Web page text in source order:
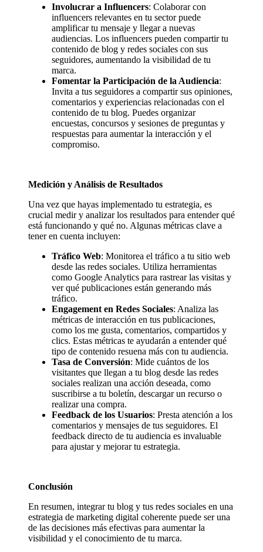
Involucrar a Influencers: Colaborar con
influencers relevantes en tu sector puede
amplificar tu mensaje y llegar a nuevas
audiencias. Los influencers pueden compartir tu
contenido de blog y redes sociales con sus
seguidores, aumentando la visibilidad de tu
marca.
Fomentar la Participación de la Audiencia:
Invita a tus seguidores a compartir sus opiniones,
comentarios y experiencias relacionadas con el
contenido de tu blog. Puedes organizar
encuestas, concursos y sesiones de preguntas y
respuestas para aumentar la interacción y el
compromiso.
Medición y Análisis de Resultados
Una vez que hayas implementado tu estrategia, es
crucial medir y analizar los resultados para entender qué
está funcionando y qué no. Algunas métricas clave a
tener en cuenta incluyen:
Tráfico Web: Monitorea el tráfico a tu sitio web
desde las redes sociales. Utiliza herramientas
como Google Analytics para rastrear las visitas y
ver qué publicaciones están generando más
tráfico.
Engagement en Redes Sociales: Analiza las
métricas de interacción en tus publicaciones,
como los me gusta, comentarios, compartidos y
clics. Estas métricas te ayudarán a entender qué
tipo de contenido resuena más con tu audiencia.
Tasa de Conversión: Mide cuántos de los
visitantes que llegan a tu blog desde las redes
sociales realizan una acción deseada, como
suscribirse a tu boletín, descargar un recurso o
realizar una compra.
Feedback de los Usuarios: Presta atención a los
comentarios y mensajes de tus seguidores. El
feedback directo de tu audiencia es invaluable
para ajustar y mejorar tu estrategia.
Conclusión
En resumen, integrar tu blog y tus redes sociales en una
estrategia de marketing digital coherente puede ser una
de las decisiones más efectivas para aumentar la
visibilidad y el conocimiento de tu marca.